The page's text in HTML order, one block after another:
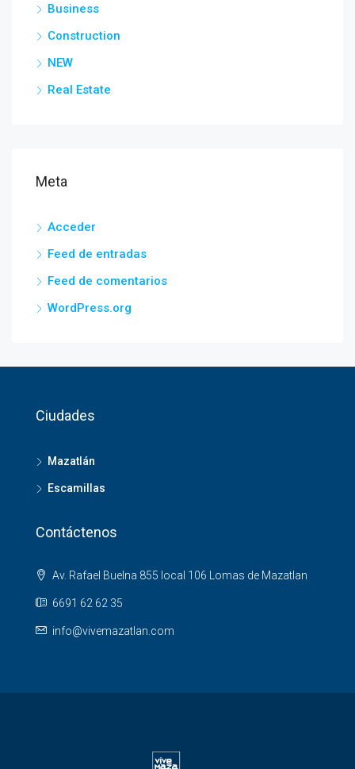
Business
Construction
NEW
Real Estate
Meta
Acceder
Feed de entradas
Feed de comentarios
WordPress.org
Ciudades
Mazatlán
Escamillas
Contáctenos
Av. Rafael Buelna 855 local 106 Lomas de Mazatlan
6691 62 62 35
info@vivemazatlan.com